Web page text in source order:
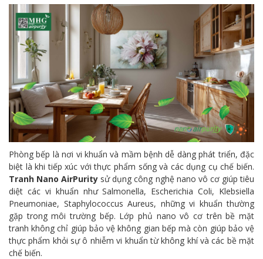
Phòng bếp là nơi vi khuẩn và mầm bệnh dễ dàng phát triển, đặc
biệt là khi tiếp xúc với thực phẩm sống và các dụng cụ chế biến.
Tranh Nano AirPurity sử dụng công nghệ nano vô cơ giúp tiêu
diệt các vi khuẩn như Salmonella, Escherichia Coli, Klebsiella
Pneumoniae, Staphylococcus Aureus, những vi khuẩn thường
gặp trong môi trường bếp. Lớp phủ nano vô cơ trên bề mặt
tranh không chỉ giúp bảo vệ không gian bếp mà còn giúp bảo vệ
thực phẩm khỏi sự ô nhiễm vi khuẩn từ không khí và các bề mặt
chế biến.